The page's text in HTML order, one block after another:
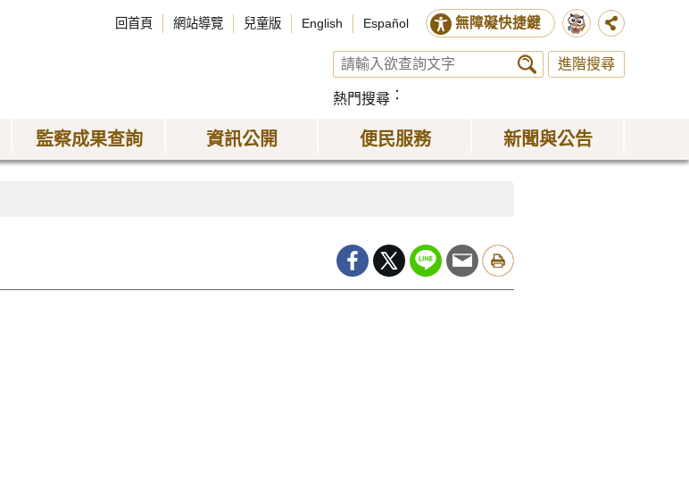
回首頁 網站導覽 兒童版 English Español 無障礙快捷鍵
進階搜尋
熱門搜尋
監察成果查詢 資訊公開 便民服務 新聞與公告